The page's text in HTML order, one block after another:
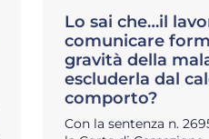
Lo sai che…il
comunicare
gravità della
escluderla dal
comporto?
Con la sentenza n.